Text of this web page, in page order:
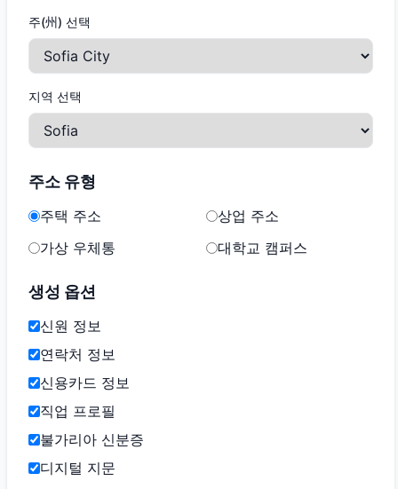
주(州) 선택
지역 선택
주소 유형
주택 주소
상업 주소
가상 우체통
대학교 캠퍼스
생성 옵션
신원 정보
연락처 정보
신용카드 정보
직업 프로필
불가리아 신분증
디지털 지문